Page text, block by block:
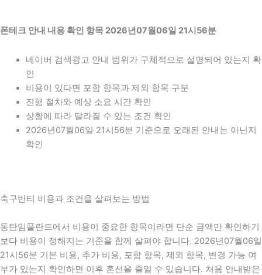
폰테크 안내 내용 확인 항목 2026년07월06일 21시56분
네이버 검색광고 안내 범위가 구체적으로 설명되어 있는지 확
인
비용이 있다면 포함 항목과 제외 항목 구분
진행 절차와 예상 소요 시간 확인
상황에 따라 달라질 수 있는 조건 확인
2026년07월06일 21시56분 기준으로 오래된 안내는 아닌지
확인
축구반티 비용과 조건을 살펴보는 방법
동탄임플란트에서 비용이 중요한 항목이라면 단순 금액만 확인하기
보다 비용이 정해지는 기준을 함께 살펴야 합니다. 2026년07월06일
21시56분 기본 비용, 추가 비용, 포함 항목, 제외 항목, 변경 가능 여
부가 있는지 확인하면 이후 혼선을 줄일 수 있습니다. 처음 안내받은